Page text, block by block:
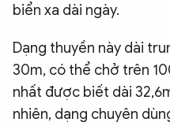
biển xa dài ngày.
Dạng thuyền này dài
30m, có thể chở trên
nhất được biết dài
nhiên, dạng chuyên